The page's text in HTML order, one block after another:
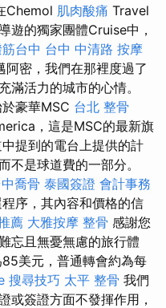
Chemol 肌肉酸痛 Travel
遊的獨家團體Cruise中，
台中 台中 中清路 按摩
阿密，我們在那裡度過了
滿活力的城市的心情。
豪華MSC 台北 整骨
，這是MSC的最新旗
提到的電台上提供的計
不是球道費的一部分。
喬骨 泰國簽證 會計事務
序，其內容和價格的信
薦 大雅按摩 整骨 感謝您
忘且無憂無慮的旅行體
美元，普通轉會約為每
搜尋技巧 太平 整骨 我們
或簽證方面不發揮作用，